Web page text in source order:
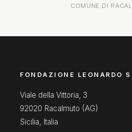
COMUNE DI
FONDAZIONE LEONARDO
Viale della Vittoria, 3
92020 Racalmuto (AG)
Sicilia, Italia